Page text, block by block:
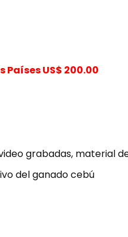
Países US$ 200.00
grabadas, material
del ganado cebú